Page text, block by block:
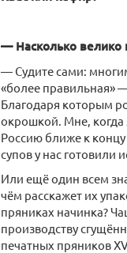
— Насколько велико
— Судите сами:
«более правильная»
Благодаря которым
окрошкой. Мне, когда
Россию ближе к
супов у нас готовили
Или ещё один всем
чём расскажет их
пряниках начинка?
производству
печатных пряников